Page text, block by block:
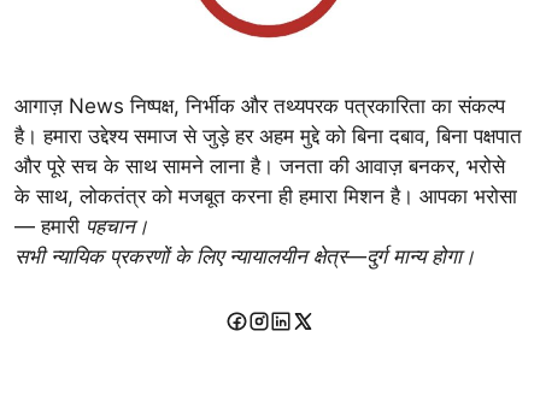
आगाज़ News निष्पक्ष, निर्भीक और तथ्यपरक पत्रकारिता का संकल्प
है। हमारा उद्देश्य समाज से जुड़े हर अहम मुद्दे को बिना दबाव, बिना पक्षपात
और पूरे सच के साथ सामने लाना है। जनता की आवाज़ बनकर, भरोसे
के साथ, लोकतंत्र को मजबूत करना ही हमारा मिशन है। आपका भरोसा
— हमारी पहचान।
सभी न्यायिक प्रकरणों के लिए न्यायालयीन क्षेत्र—दुर्ग मान्य होगा।